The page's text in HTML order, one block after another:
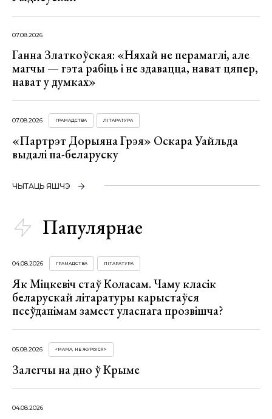
07.08.2026
Ганна Златкоўская: «Няхай не перамаглі, але
магчы — гэта рабіць і не здавацца, нават цяпер,
нават у думках»
07.08.2026 ГРАМАДСТВА ЛІТАРАТУРА
«Партрэт Дорыяна Грэя» Оскара Уайльда
выдалі па-беларуску
ЧЫТАЦЬ ЯШЧЭ
Папулярнае
04.08.2026 ГРАМАДСТВА ЛІТАРАТУРА
Як Міцкевіч стаў Коласам. Чаму класік
беларускай літаратуры карыстаўся
псеўданімам замест уласнага прозвішча?
05.08.2026 «МАМА, НЕ ЖУРЫСЯ!»
Залегчы на дно ў Крыме
04.08.2026